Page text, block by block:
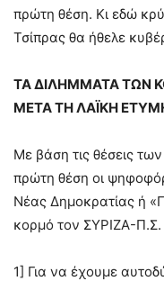
πρώτη θέση. Κι εδώ
Τσίπρας θα ήθελε
ΤΑ ΔΙΛΗΜΜΑΤΑ ΤΩΝ
ΜΕΤΑ ΤΗ ΛΑΪΚΗ
Με βάση τις θέσεις
πρώτη θέση οι
Νέας Δημοκρατίας ή
κορμό τον ΣΥΡΙΖΑ-Π.Σ.
1] Για να έχουμε